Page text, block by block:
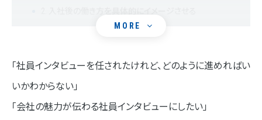
MORE
4. 社員のモチベーション向上に寄与する
採用サイトにおける社員インタビューの準備プロセス
STEP01.採用ペルソナを明確にする
「社員インタビューを任されたけれど、どのように進めればい
いかわからない」
「会社の魅力が伝わる社員インタビューにしたい」